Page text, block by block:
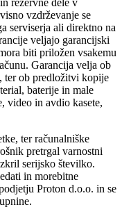
vzdrževanje se
serviserja ali direktno na
veljajo garancijski
biti priložen vsakemu
Garancija velja ob
ter ob predložitvi kopije
baterije in male
video in avdio kasete,
ter računalniške
pretrgal varnostni
serijsko številko.
in morebitne
Proton d.o.o. in se